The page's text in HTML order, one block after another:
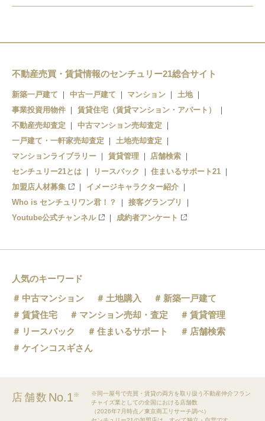
近文
旭川
不動産売買・賃貸情報のセンチュリー21総合サイト
新築一戸建て 中古一戸建て マンション
土地
事業投資用物件
賃貸住宅（賃貸マンション・アパート）
不動産売却査定
中古マンション売却査定
一戸建て・一軒家売却査定
土地売却査定
マンションライブラリー
賃貸管理
店舗検索
センチュリー21とは
リースバック
住まいるサポート21
加盟店人材募集
イメージキャラクター紹介
Who is センチュリワン君！？
接客グランプリ
Youtube公式チャンネル
成約者アンケート
人気のキーワード
中古マンション
土地購入
新築一戸建て
賃貸住宅
マンション売却・査定
賃貸管理
リースバック
住まいるサポート
店舗検索
ケインコスギさん
店舗数 No.1※
※同一屋号で売買・賃貸の両方を取り扱う不動産仲介フラン
チャイズ業としての全国における店舗数
（2026年7月時点／東京商工リサーチ調べ）